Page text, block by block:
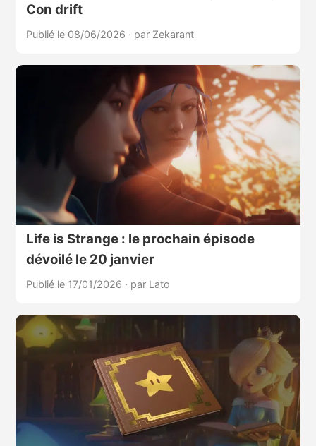
Con drift
Publié le 08/06/2026 · par Zekarant
Life is Strange : le prochain épisode
dévoilé le 20 janvier
Publié le 17/01/2026 · par Lato